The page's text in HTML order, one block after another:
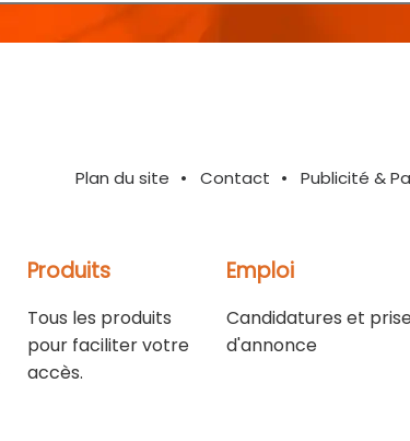
Plan du site Contact Publicité &
Produits
Tous les produits
pour faciliter votre
accès.
Emploi
Candidatures et
d'annonce